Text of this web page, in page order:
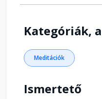
Kategóriák,
Meditációk
Ismertető